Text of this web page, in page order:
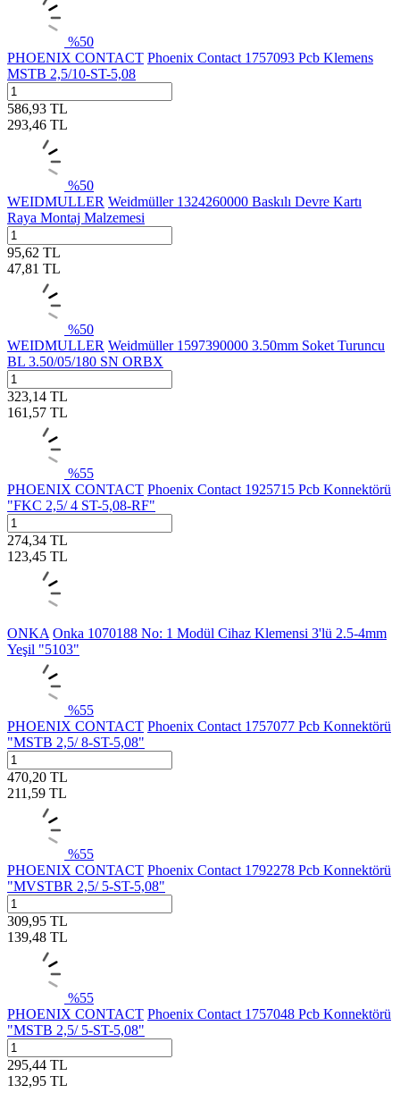
%50
PHOENIX CONTACT Phoenix Contact 1757093 Pcb Klemens
MSTB 2,5/10-ST-5,08
586,93 TL
293,46 TL
%50
WEIDMULLER Weidmüller 1324260000 Baskılı Devre Kartı
Raya Montaj Malzemesi
95,62 TL
47,81 TL
%50
WEIDMULLER Weidmüller 1597390000 3.50mm Soket Turuncu
BL 3.50/05/180 SN ORBX
323,14 TL
161,57 TL
%55
PHOENIX CONTACT Phoenix Contact 1925715 Pcb Konnektörü
"FKC 2,5/ 4 ST-5,08-RF"
274,34 TL
123,45 TL
ONKA Onka 1070188 No: 1 Modül Cihaz Klemensi 3'lü 2.5-4mm
Yeşil "5103"
%55
PHOENIX CONTACT Phoenix Contact 1757077 Pcb Konnektörü
"MSTB 2,5/ 8-ST-5,08"
470,20 TL
211,59 TL
%55
PHOENIX CONTACT Phoenix Contact 1792278 Pcb Konnektörü
"MVSTBR 2,5/ 5-ST-5,08"
309,95 TL
139,48 TL
%55
PHOENIX CONTACT Phoenix Contact 1757048 Pcb Konnektörü
"MSTB 2,5/ 5-ST-5,08"
295,44 TL
132,95 TL